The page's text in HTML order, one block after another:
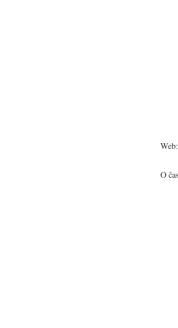
Web:
O